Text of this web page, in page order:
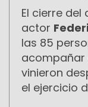
El cierre
actor
las 85
acompañar
vinieron
el ejercicio